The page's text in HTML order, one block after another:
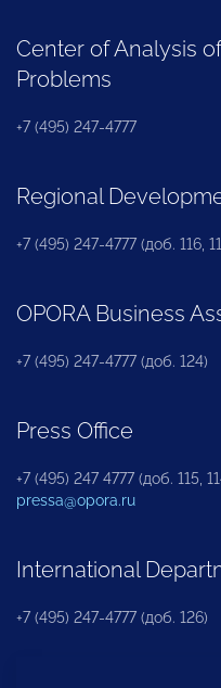
Center of Analysis
Problems
+7 (495) 247-4777
Regional
+7 (495) 247-4777 (доб. 116,
OPORA Business
+7 (495) 247-4777 (доб. 124)
Press Office
+7 (495) 247 4777 (доб. 115,
pressa@opora.ru
International
+7 (495) 247-4777 (доб. 126)